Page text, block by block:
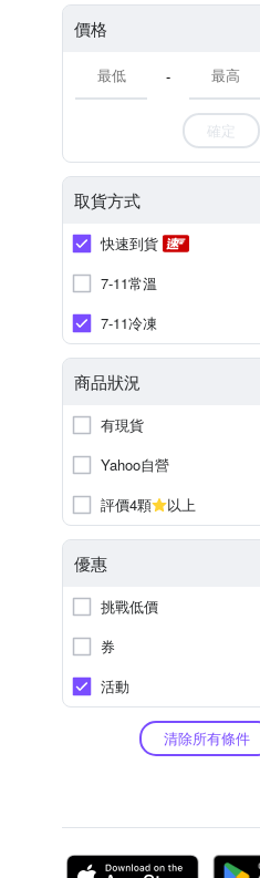
價格
-
確定
取貨方式
快速到貨
7-11常溫
7-11冷凍
商品狀況
有現貨
Yahoo自營
評價4顆
以上
優惠
挑戰低價
券
活動
清除所有條件